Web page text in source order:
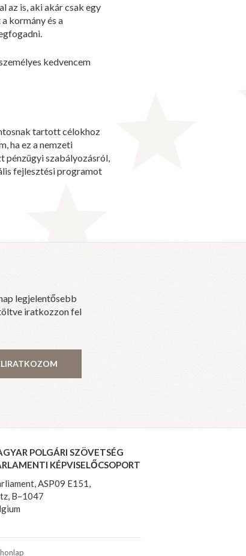
az is, aki akár csak egy
kormány és a
kedvencem
tartott célokhoz
ha ez a nemzeti
pénzügyi szabályozásról,
fejlesztési programot
legjelentősebb
iratkozzon fel
POLGÁRI SZÖVETSÉG
KÉPVISELŐCSOPORT
ASP09 E151,
B–1047